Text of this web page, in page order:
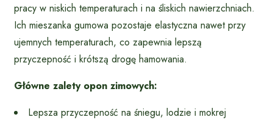
pracy w niskich temperaturach i na śliskich nawierzchniach.
Ich mieszanka gumowa pozostaje elastyczna nawet przy
ujemnych temperaturach, co zapewnia lepszą
przyczepność i krótszą drogę hamowania.
Główne zalety opon zimowych:
Lepsza przyczepność na śniegu, lodzie i mokrej